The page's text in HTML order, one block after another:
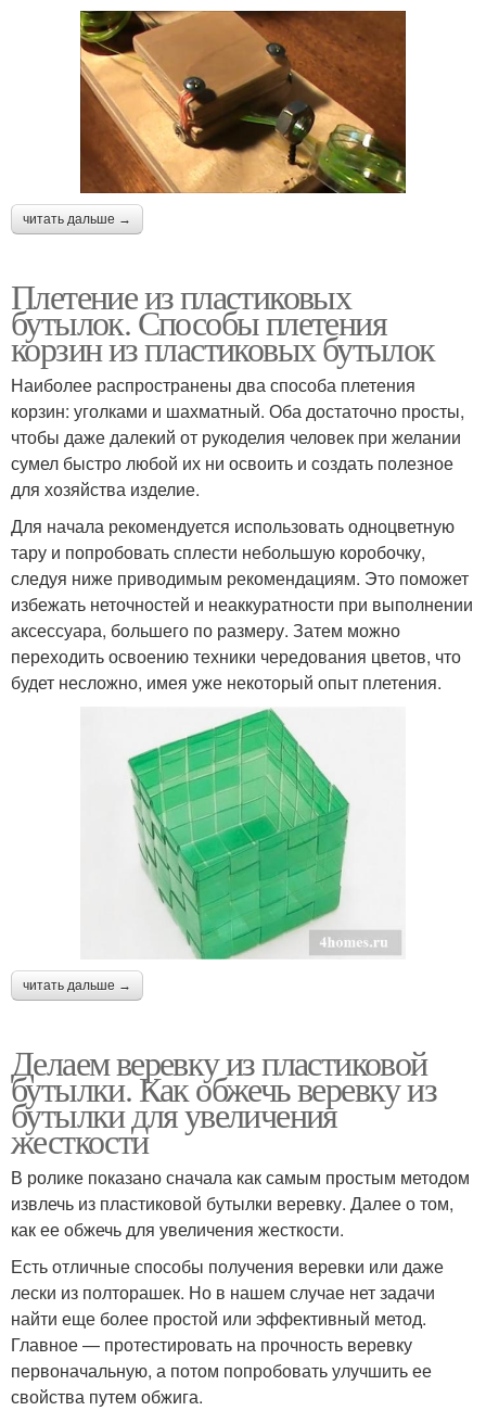
читать дальше →
Плетение из пластиковых
бутылок. Способы плетения
корзин из пластиковых бутылок
Наиболее распространены два способа плетения
корзин: уголками и шахматный. Оба достаточно просты,
чтобы даже далекий от рукоделия человек при желании
сумел быстро любой их ни освоить и создать полезное
для хозяйства изделие.
Для начала рекомендуется использовать одноцветную
тару и попробовать сплести небольшую коробочку,
следуя ниже приводимым рекомендациям. Это поможет
избежать неточностей и неаккуратности при выполнении
аксессуара, большего по размеру. Затем можно
переходить освоению техники чередования цветов, что
будет несложно, имея уже некоторый опыт плетения.
читать дальше →
Делаем веревку из пластиковой
бутылки. Как обжечь веревку из
бутылки для увеличения
жесткости
В ролике показано сначала как самым простым методом
извлечь из пластиковой бутылки веревку. Далее о том,
как ее обжечь для увеличения жесткости.
Есть отличные способы получения веревки или даже
лески из полторашек. Но в нашем случае нет задачи
найти еще более простой или эффективный метод.
Главное — протестировать на прочность веревку
первоначальную, а потом попробовать улучшить ее
свойства путем обжига.